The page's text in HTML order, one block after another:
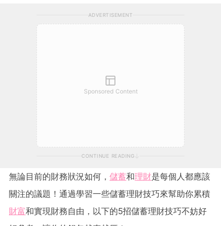
ADVERTISEMENT
Sponsored Content
CONTINUE READING
無論目前的財務狀況如何， 儲蓄和理財是每個人都應該
關注的議題！通過學習一些儲蓄理財技巧來幫助你累積
財富和實現財務自由，以下的5招儲蓄理財技巧不妨好